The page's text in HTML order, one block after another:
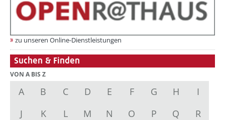
zu unseren Online-Dienstleistungen
Suchen & Finden
VON A BIS Z
A B C D E F G H
I
J
K L M N O P Q
R